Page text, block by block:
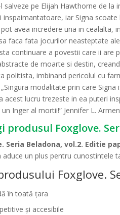
salveze pe Elijah Hawthorne de
inspaimantatoare, iar Signa
avea incredere una in cealalta,
faca fata jocurilor neasteptate
continuare a povestii care ii are
de moarte si destin,
politista, imbinand pericolul cu
modalitate prin care
acest lucru trezeste in ea puteri
Inger al mortii!” Jennifer L.
produsul Foxglove.
Seria Beladona, vol.2. Editie
un plus pentru cunostintele
Foxglove.
în toată țara
și accesibile